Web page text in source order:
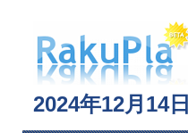
2024年12月14